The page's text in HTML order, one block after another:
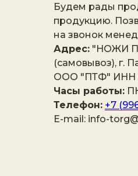
Будем рады
продукцию.
на звонок
Адрес: "НОЖИ
(самовывоз), г.
ООО "ПТФ" ИНН
Часы работы:
Телефон: +7
E-mail: info-